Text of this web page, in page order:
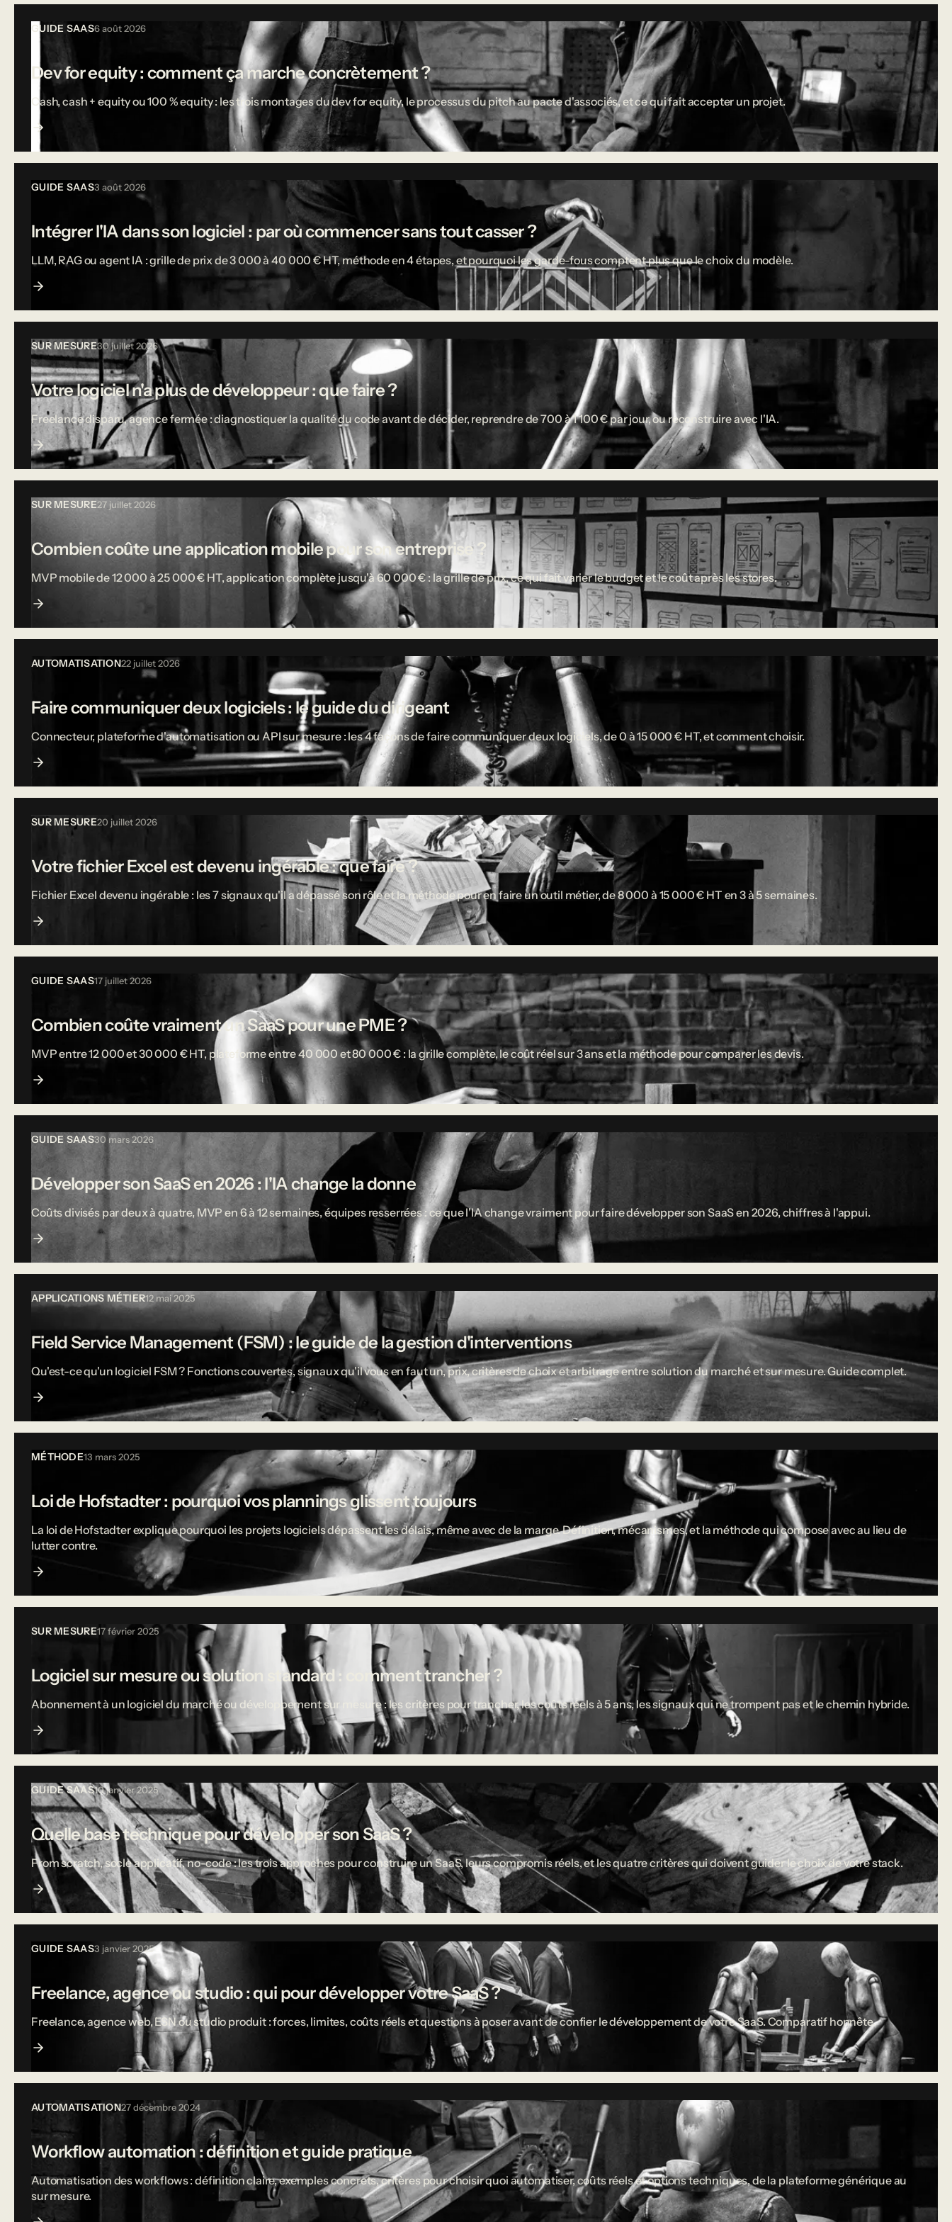
GUIDE SAAS6 août 2026
Dev for equity : comment ça marche concrètement ?
Cash, cash + equity ou 100 % equity : les trois montages du dev for equity, le processus du pitch au pacte d'associés, et ce qui fait accepter un projet.
GUIDE SAAS3 août 2026
Intégrer l'IA dans son logiciel : par où commencer sans tout casser ?
LLM, RAG ou agent IA : grille de prix de 3 000 à 40 000 € HT, méthode en 4 étapes, et pourquoi les garde-fous comptent plus que le choix du modèle.
SUR MESURE30 juillet 2026
Votre logiciel n'a plus de développeur : que faire ?
Freelance disparu, agence fermée : diagnostiquer la qualité du code avant de décider, reprendre de 700 à 1 100 € par jour, ou reconstruire avec l'IA.
SUR MESURE27 juillet 2026
Combien coûte une application mobile pour son entreprise ?
MVP mobile de 12 000 à 25 000 € HT, application complète jusqu'à 60 000 € : la grille de prix, ce qui fait varier le budget et le coût après les stores.
AUTOMATISATION22 juillet 2026
Faire communiquer deux logiciels : le guide du dirigeant
Connecteur, plateforme d'automatisation ou API sur mesure : les 4 façons de faire communiquer deux logiciels, de 0 à 15 000 € HT, et comment choisir.
SUR MESURE20 juillet 2026
Votre fichier Excel est devenu ingérable : que faire ?
Fichier Excel devenu ingérable : les 7 signaux qu'il a dépassé son rôle et la méthode pour en faire un outil métier, de 8 000 à 15 000 € HT en 3 à 5 semaines.
GUIDE SAAS17 juillet 2026
Combien coûte vraiment un SaaS pour une PME ?
MVP entre 12 000 et 30 000 € HT, plateforme entre 40 000 et 80 000 € : la grille complète, le coût réel sur 3 ans et la méthode pour comparer les devis.
GUIDE SAAS30 mars 2026
Développer son SaaS en 2026 : l'IA change la donne
Coûts divisés par deux à quatre, MVP en 6 à 12 semaines, équipes resserrées : ce que l'IA change vraiment pour faire développer son SaaS en 2026, chiffres à l'appui.
APPLICATIONS MÉTIER12 mai 2025
Field Service Management (FSM) : le guide de la gestion d'interventions
Qu'est-ce qu'un logiciel FSM ? Fonctions couvertes, signaux qu'il vous en faut un, prix, critères de choix et arbitrage entre solution du marché et sur mesure. Guide complet.
MÉTHODE13 mars 2025
Loi de Hofstadter : pourquoi vos plannings glissent toujours
La loi de Hofstadter explique pourquoi les projets logiciels dépassent les délais, même avec de la marge. Définition, mécanismes, et la méthode qui compose avec au lieu de
lutter contre.
SUR MESURE17 février 2025
Logiciel sur mesure ou solution standard : comment trancher ?
Abonnement à un logiciel du marché ou développement sur mesure : les critères pour trancher, les coûts réels à 5 ans, les signaux qui ne trompent pas et le chemin hybride.
GUIDE SAAS10 janvier 2025
Quelle base technique pour développer son SaaS ?
From scratch, socle applicatif, no-code : les trois approches pour construire un SaaS, leurs compromis réels, et les quatre critères qui doivent guider le choix de votre stack.
GUIDE SAAS3 janvier 2025
Freelance, agence ou studio : qui pour développer votre SaaS ?
Freelance, agence web, ESN ou studio produit : forces, limites, coûts réels et questions à poser avant de confier le développement de votre SaaS. Comparatif honnête.
AUTOMATISATION27 décembre 2024
Workflow automation : définition et guide pratique
Automatisation des workflows : définition claire, exemples concrets, critères pour choisir quoi automatiser, coûts réels et options techniques, de la plateforme générique au
sur mesure.